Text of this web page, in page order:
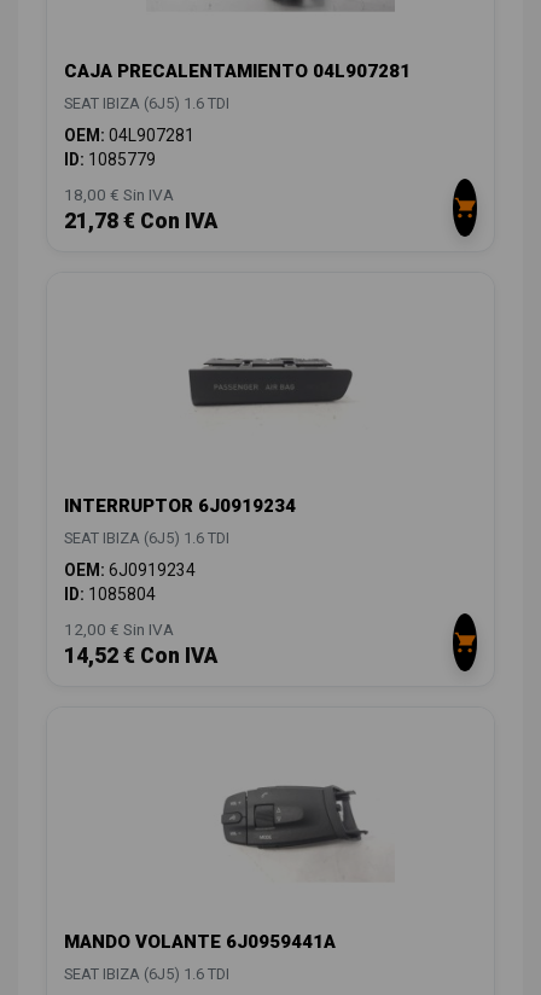
CAJA PRECALENTAMIENTO 04L907281
SEAT IBIZA (6J5) 1.6 TDI
OEM: 04L907281
ID: 1085779
18,00 € Sin IVA
21,78 € Con IVA
INTERRUPTOR 6J0919234
SEAT IBIZA (6J5) 1.6 TDI
OEM: 6J0919234
ID: 1085804
12,00 € Sin IVA
14,52 € Con IVA
MANDO VOLANTE 6J0959441A
SEAT IBIZA (6J5) 1.6 TDI